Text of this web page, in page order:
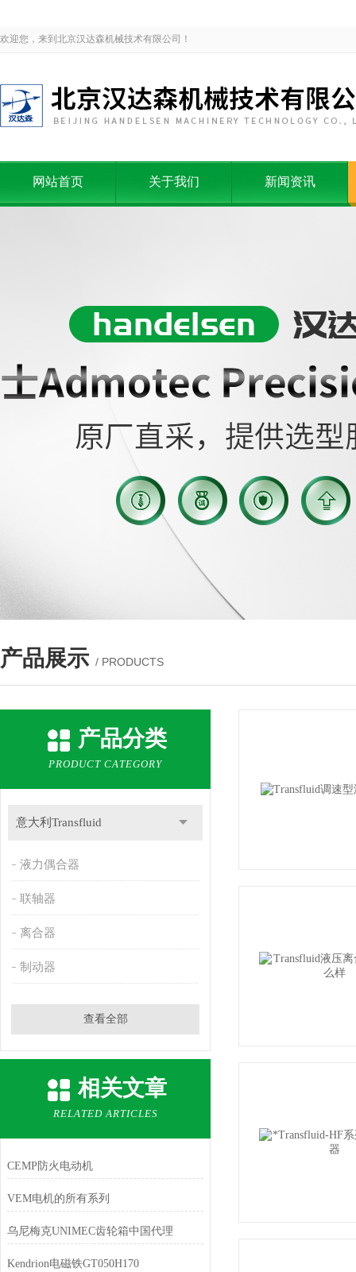
欢迎您，来到北京汉达森机械技术有限公司！
网站首页 关于我们 新闻资讯
产品展示 / PRODUCTS
产品分类
PRODUCT CATEGORY
意大利Transfluid
液力偶合器
联轴器
离合器
制动器
查看全部
相关文章
RELATED ARTICLES
CEMP防火电动机
VEM电机的所有系列
乌尼梅克UNIMEC齿轮箱中国代理
Kendrion电磁铁GT050H170